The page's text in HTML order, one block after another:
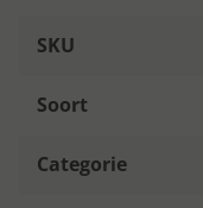
SKU
Soort
Categorie